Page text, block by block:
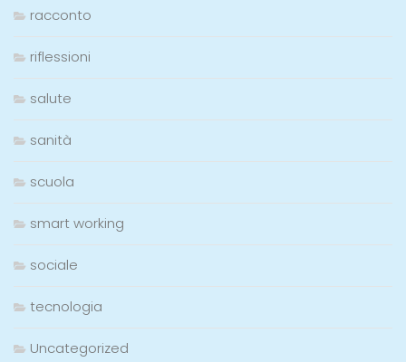
racconto
riflessioni
salute
sanità
scuola
smart working
sociale
tecnologia
Uncategorized